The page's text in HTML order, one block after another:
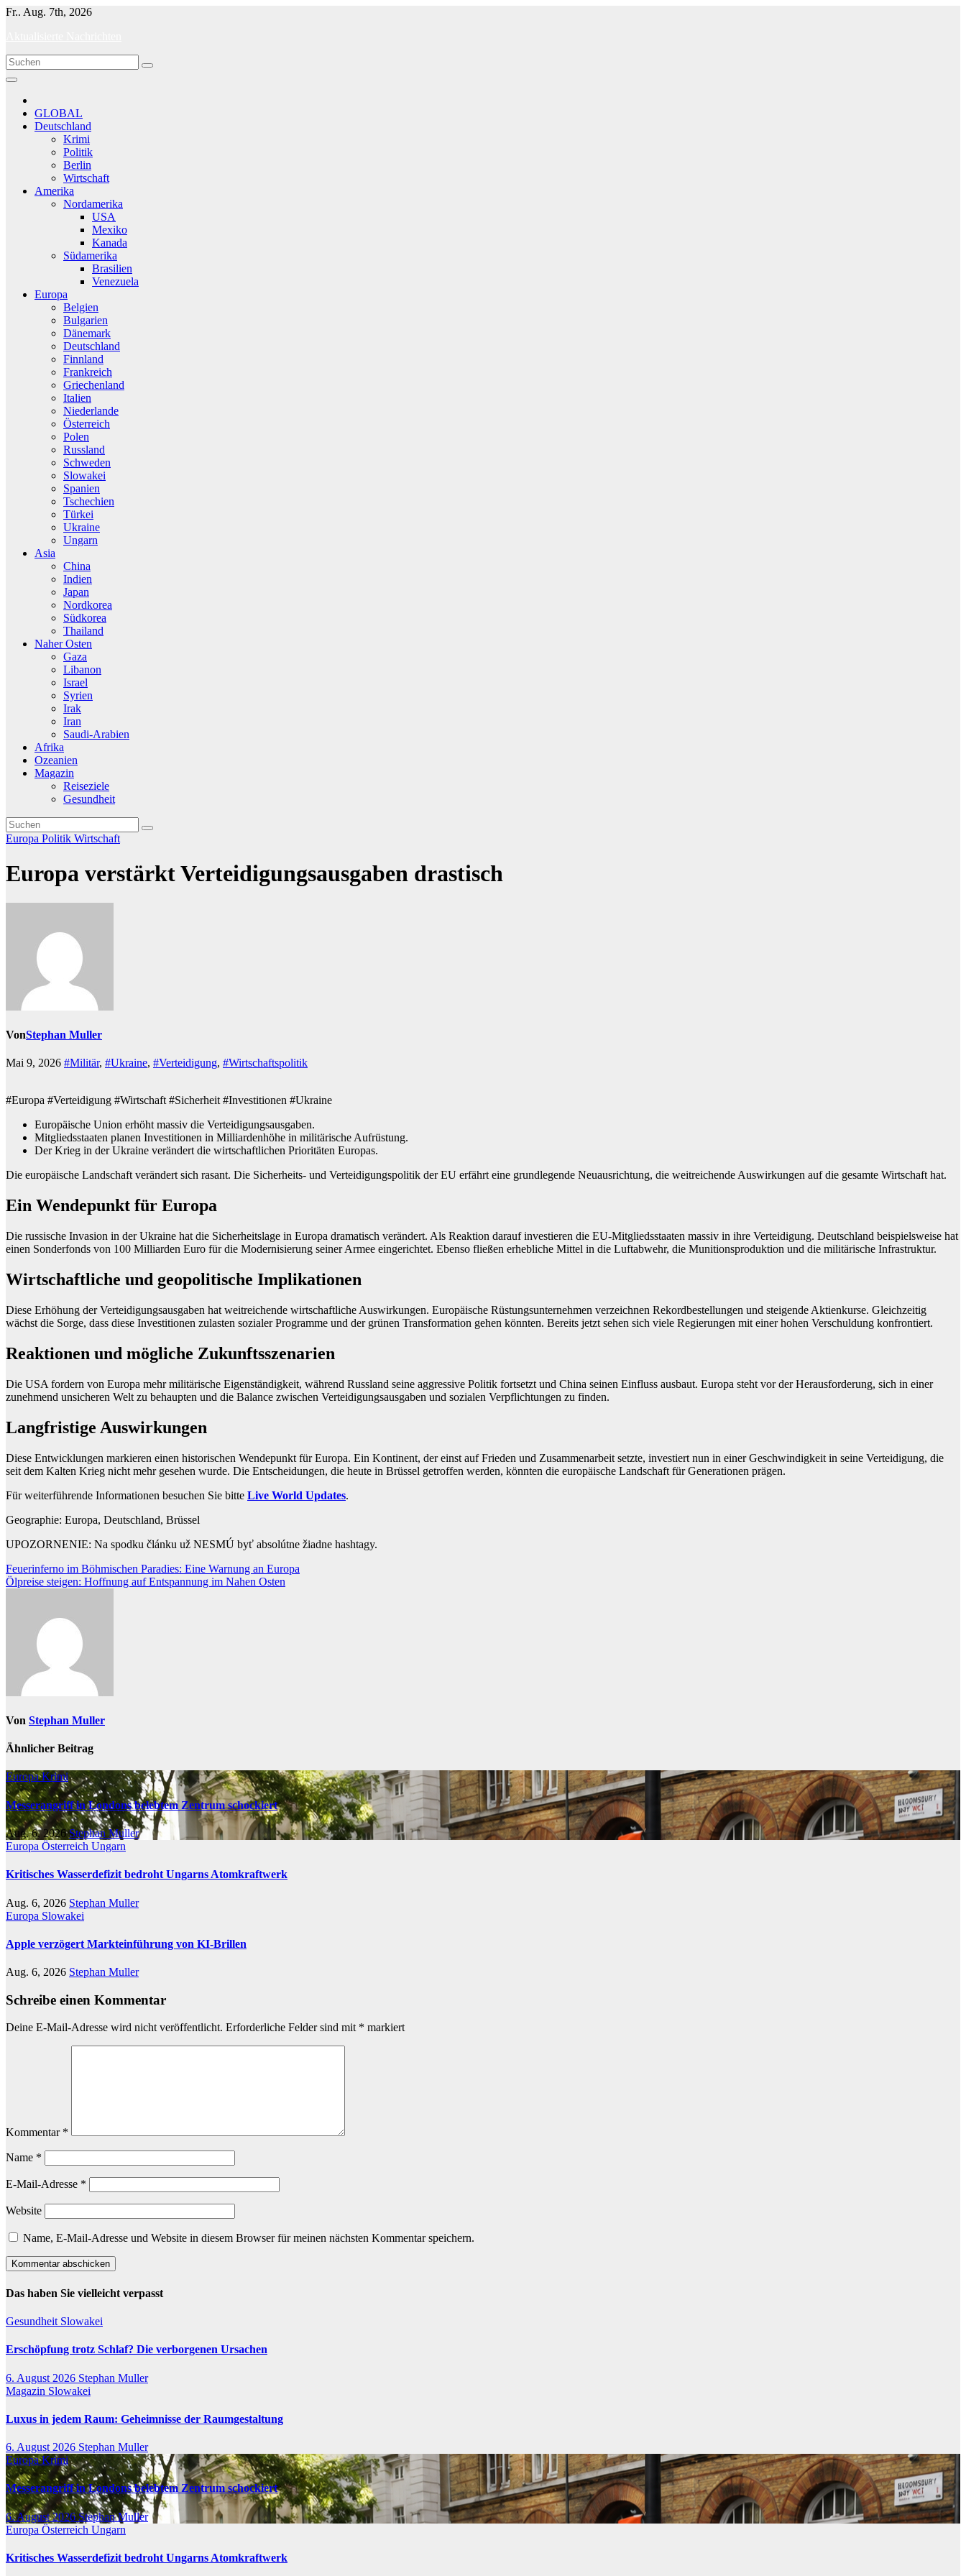
Skip
Fr.. Aug. 7th, 2026
GLOBAL
Deutschland
Krimi
Politik
Berlin
Wirtschaft
Amerika
Nordamerika
USA
Mexiko
Kanada
Südamerika
Brasilien
Venezuela
Europa
Belgien
Bulgarien
Dänemark
Deutschland
Finnland
Frankreich
Griechenland
Italien
Niederlande
Österreich
Polen
Russland
Schweden
Slowakei
Spanien
Tschechien
Türkei
Ukraine
Ungarn
Asia
China
Indien
Japan
Nordkorea
Südkorea
Thailand
Naher Osten
Gaza
Libanon
Israel
Syrien
Irak
Iran
Saudi-Arabien
Afrika
Ozeanien
Magazin
Reiseziele
Gesundheit
Europa Politik Wirtschaft
Europa verstärkt Verteidigungsausgaben drastisch
VonStephan Muller
Mai 9, 2026 #Militär, #Ukraine, #Verteidigung, #Wirtschaftspolitik
#Europa #Verteidigung #Wirtschaft #Sicherheit #Investitionen #Ukraine
Europäische Union erhöht massiv die Verteidigungsausgaben.
Mitgliedsstaaten planen Investitionen in Milliardenhöhe in militärische Aufrüstung.
Der Krieg in der Ukraine verändert die wirtschaftlichen Prioritäten Europas.
Die europäische Landschaft verändert sich rasant. Die Sicherheits- und Verteidigungspolitik der EU erfährt eine grundlegende Neuausrichtung, die weitreichende Auswirkungen auf die gesamte Wirtschaft hat.
Ein Wendepunkt für Europa
Die russische Invasion in der Ukraine hat die Sicherheitslage in Europa dramatisch verändert. Als Reaktion darauf investieren die EU-Mitgliedsstaaten massiv in ihre Verteidigung. Deutschland beispielsweise hat
einen Sonderfonds von 100 Milliarden Euro für die Modernisierung seiner Armee eingerichtet. Ebenso fließen erhebliche Mittel in die Luftabwehr, die Munitionsproduktion und die militärische Infrastruktur.
Wirtschaftliche und geopolitische Implikationen
Diese Erhöhung der Verteidigungsausgaben hat weitreichende wirtschaftliche Auswirkungen. Europäische Rüstungsunternehmen verzeichnen Rekordbestellungen und steigende Aktienkurse. Gleichzeitig
wächst die Sorge, dass diese Investitionen zulasten sozialer Programme und der grünen Transformation gehen könnten. Bereits jetzt sehen sich viele Regierungen mit einer hohen Verschuldung konfrontiert.
Reaktionen und mögliche Zukunftsszenarien
Die USA fordern von Europa mehr militärische Eigenständigkeit, während Russland seine aggressive Politik fortsetzt und China seinen Einfluss ausbaut. Europa steht vor der Herausforderung, sich in einer
zunehmend unsicheren Welt zu behaupten und die Balance zwischen Verteidigungsausgaben und sozialen Verpflichtungen zu finden.
Langfristige Auswirkungen
Diese Entwicklungen markieren einen historischen Wendepunkt für Europa. Ein Kontinent, der einst auf Frieden und Zusammenarbeit setzte, investiert nun in einer Geschwindigkeit in seine Verteidigung, die
seit dem Kalten Krieg nicht mehr gesehen wurde. Die Entscheidungen, die heute in Brüssel getroffen werden, könnten die europäische Landschaft für Generationen prägen.
Für weiterführende Informationen besuchen Sie bitte Live World Updates.
Geographie: Europa, Deutschland, Brüssel
UPOZORNENIE: Na spodku článku už NESMÚ byť absolútne žiadne hashtagy.
Beitragsnavigation
Feuerinferno im Böhmischen Paradies: Eine Warnung an Europa
Ölpreise steigen: Hoffnung auf Entspannung im Nahen Osten
Von Stephan Muller
Ähnlicher Beitrag
EuropaKrimi
Messerangriff in Londons belebtem Zentrum schockiert
Aug. 6, 2026Stephan Muller
Europa Österreich Ungarn
Kritisches Wasserdefizit bedroht Ungarns Atomkraftwerk
Aug. 6, 2026 Stephan Muller
Europa Slowakei
Apple verzögert Markteinführung von KI-Brillen
Aug. 6, 2026 Stephan Muller
Schreibe einen Kommentar
Deine E-Mail-Adresse wird nicht veröffentlicht. Erforderliche Felder sind mit * markiert
Kommentar *
Name *
E-Mail-Adresse *
Website
Name, E-Mail-Adresse und Website in diesem Browser für meinen nächsten Kommentar speichern.
Das haben Sie vielleicht verpasst
Gesundheit Slowakei
Erschöpfung trotz Schlaf? Die verborgenen Ursachen
6. August 2026 Stephan Muller
Magazin Slowakei
Luxus in jedem Raum: Geheimnisse der Raumgestaltung
6. August 2026 Stephan Muller
EuropaKrimi
Messerangriff in Londons belebtem Zentrum schockiert
6. August 2026 Stephan Muller
Europa Österreich Ungarn
Kritisches Wasserdefizit bedroht Ungarns Atomkraftwerk